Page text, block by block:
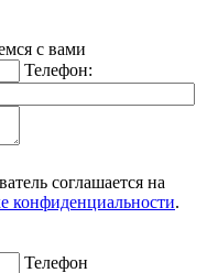
с вами
Телефон:
соглашается на
конфиденциальности.
Телефон